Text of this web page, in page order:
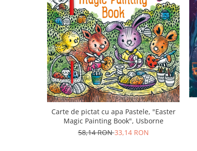
Carte de pictat cu apa Pastele, "Easter
Magic Painting Book", Usborne
58,14 RON33,14 RON